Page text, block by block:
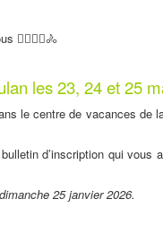
🚴‍♂️🚴‍♀️🚴
les 23, 24 et 25
le centre de vacances de
d’inscription qui
dimanche 25 janvier 2026.